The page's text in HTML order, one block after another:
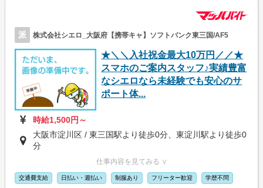
派 株式会社シエロ_大阪府【携帯キャ】ソフトバンク東三国/AF5
★＼＼入社祝金最大10万円／／★
スマホのご案内スタッフ♪実績豊富
なシエロなら未経験でも安心のサ
ポート体...
時給1,500円～
大阪市淀川区 / 東三国駅より徒歩0分、東淀川駅より徒歩0
分
仕事内容を見てみる ∨
交通費支給 日払い・週払い 制服あり フリーター歓迎 学歴不問